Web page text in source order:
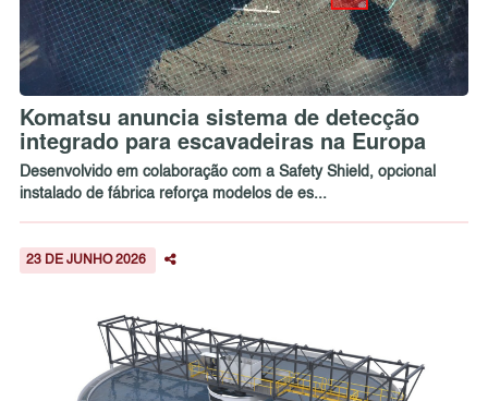
Komatsu anuncia sistema de detecção
integrado para escavadeiras na Europa
Desenvolvido em colaboração com a Safety Shield, opcional
instalado de fábrica reforça modelos de es...
23 DE JUNHO 2026